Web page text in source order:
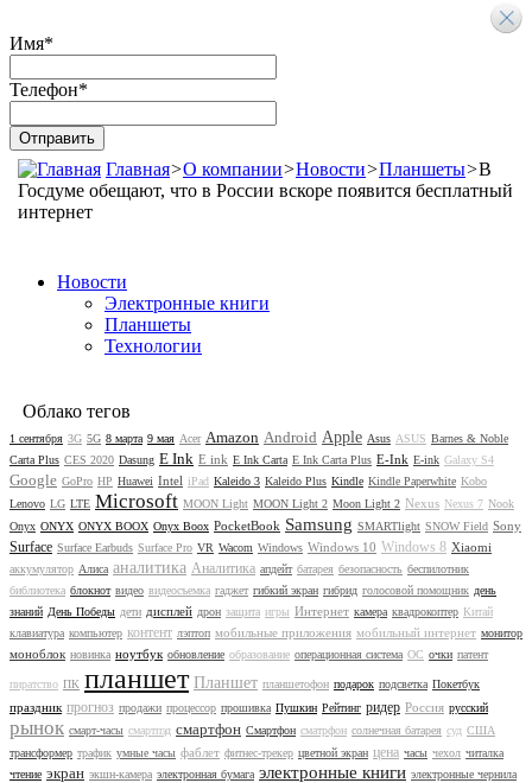
Имя*
Телефон*
Главная>О компании>Новости>Планшеты>В
Госдуме обещают, что в России вскоре появится бесплатный
интернет
Новости
Электронные книги
Планшеты
Технологии
Облако тегов
1 сентября 3G 5G 8 марта 9 мая Acer Amazon Android Apple Asus ASUS Barnes & Noble
Carta Plus CES 2020 Dasung E Ink E ink E Ink Carta E Ink Carta Plus E-Ink E-ink Galaxy S4
Google GoPro HP Huawei Intel iPad Kaleido 3 Kaleido Plus Kindle Kindle Paperwhite Kobo
Lenovo LG LTE Microsoft MOON Light MOON Light 2 Moon Light 2 Nexus Nexus 7 Nook
Onyx ONYX ONYX BOOX Onyx Boox PocketBook Samsung SMARTlight SNOW Field Sony
Surface Surface Earbuds Surface Pro VR Wacom Windows Windows 10 Windows 8 Xiaomi
аккумулятор Алиса аналитика Аналитика апдейт батарея безопасность беспилотник
библиотека блокнот видео видеосъемка гаджет гибкий экран гибрид голосовой помощник день
знаний День Победы дети дисплей дрон защита игры Интернет камера квадрокоптер Китай
клавиатура компьютер контент лэптоп мобильные приложения мобильный интернет монитор
моноблок новинка ноутбук обновление образование операционная система ОС очки патент
пиратство ПК планшет Планшет планшетофон подарок подсветка Покетбук
праздник прогноз продажи процессор прошивка Пушкин Рейтинг ридер Россия русский
рынок смарт-часы смартпэд смартфон Смартфон сматрфон солнечная батарея суд США
трансформер трафик умные часы фаблет фитнес-трекер цветной экран цена часы чехол читалка
чтение экран экшн-камера электронная бумага электронные книги электронные чернила